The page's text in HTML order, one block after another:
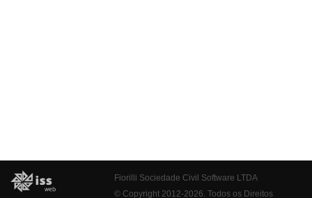
Fiorilli Sociedade Civil Software LTDA
© Copyright 2012-2026. Todos os Direitos